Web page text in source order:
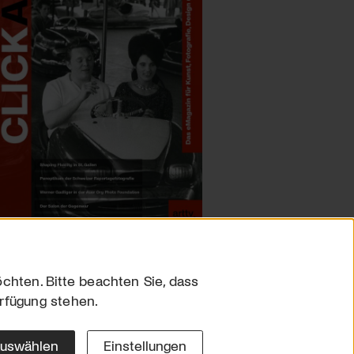
Bitte beachten Sie, dass
stehen.
Einstellungen